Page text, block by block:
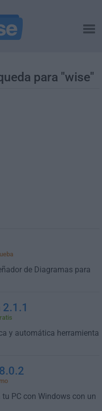
para "wise"
de Diagramas para
y automática herramienta
PC con Windows con un